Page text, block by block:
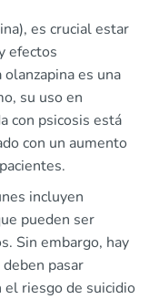
es crucial estar
efectos
es una
su uso en
con psicosis está
con un aumento
incluyen
pueden ser
Sin embargo, hay
pasar
el riesgo de suicidio